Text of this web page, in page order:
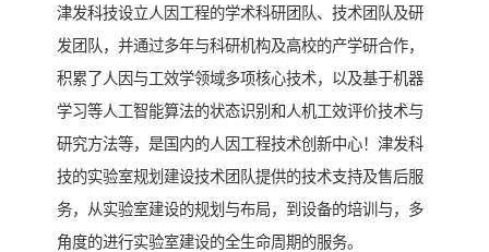
津发科技设立人因工程的学术科研团队、技术团队及研
发团队，并通过多年与科研机构及高校的产学研合作，
积累了人因与工效学领域多项核心技术，以及基于机器
学习等人工智能算法的状态识别和人机工效评价技术与
研究方法等，是国内的人因工程技术创新中心！津发科
技的实验室规划建设技术团队提供的技术支持及售后服
务，从实验室建设的规划与布局，到设备的培训与，多
角度的进行实验室建设的全生命周期的服务。